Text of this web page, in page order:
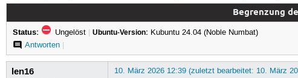
Begrenzung
Status: Ungelöst | Ubuntu-Version: Kubuntu 24.04 (Noble Numbat)
Antworten|
len16 10. März 2026 12:39 (zuletzt bearbeitet: 10. März